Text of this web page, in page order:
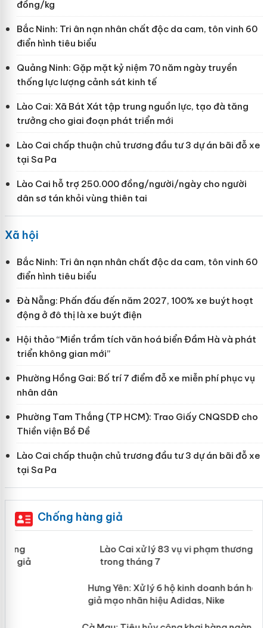
đồng/kg
Bắc Ninh: Tri ân nạn nhân chất độc da cam, tôn vinh 60
điển hình tiêu biểu
Quảng Ninh: Gặp mặt kỷ niệm 70 năm ngày truyền
thống lực lượng cảnh sát kinh tế
Lào Cai: Xã Bát Xát tập trung nguồn lực, tạo đà tăng
trưởng cho giai đoạn phát triển mới
Lào Cai chấp thuận chủ trương đầu tư 3 dự án bãi đỗ xe
tại Sa Pa
Lào Cai hỗ trợ 250.000 đồng/người/ngày cho người
dân sơ tán khỏi vùng thiên tai
Xã hội
Bắc Ninh: Tri ân nạn nhân chất độc da cam, tôn vinh 60
điển hình tiêu biểu
Đà Nẵng: Phấn đấu đến năm 2027, 100% xe buýt hoạt
động ở đô thị là xe buýt điện
Hội thảo “Miền trầm tích văn hoá biển Đầm Hà và phát
triển không gian mới”
Phường Hồng Gai: Bố trí 7 điểm đỗ xe miễn phí phục vụ
nhân dân
Phường Tam Thắng (TP HCM): Trao Giấy CNQSDĐ cho
Thiền viện Bồ Đề
Lào Cai chấp thuận chủ trương đầu tư 3 dự án bãi đỗ xe
tại Sa Pa
Chống hàng giả
Lào Cai xử lý 83 vụ vi phạm thương
mại trong tháng 7